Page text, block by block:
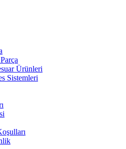
Ürünleri
Sistemleri